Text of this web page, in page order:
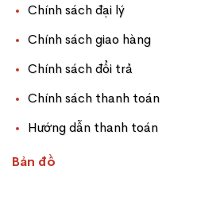
Chính sách đại lý
Chính sách giao hàng
Chính sách đổi trả
Chính sách thanh toán
Hướng dẫn thanh toán
Bản đồ